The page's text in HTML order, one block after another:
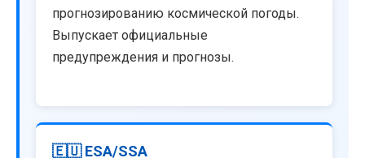
прогнозированию космической погоды.
Выпускает официальные
предупреждения и прогнозы.
🇪🇺 ESA/SSA